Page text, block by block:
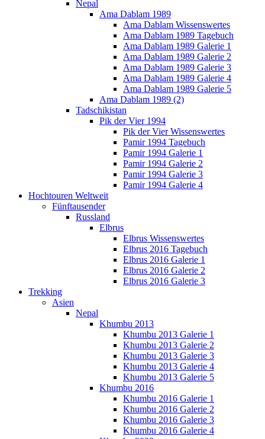
Nepal
Ama Dablam 1989
Ama Dablam Wissenswertes
Ama Dablam 1989 Tagebuch
Ama Dablam 1989 Galerie 1
Ama Dablam 1989 Galerie 2
Ama Dablam 1989 Galerie 3
Ama Dablam 1989 Galerie 4
Ama Dablam 1989 Galerie 5
Ama Dablam 1989 (2)
Tadschikistan
Pik der Vier 1994
Pik der Vier Wissenswertes
Pamir 1994 Tagebuch
Pamir 1994 Galerie 1
Pamir 1994 Galerie 2
Pamir 1994 Galerie 3
Pamir 1994 Galerie 4
Hochtouren Weltweit
Fünftausender
Russland
Elbrus
Elbrus Wissenswertes
Elbrus 2016 Tagebuch
Elbrus 2016 Galerie 1
Elbrus 2016 Galerie 2
Elbrus 2016 Galerie 3
Trekking
Asien
Nepal
Khumbu 2013
Khumbu 2013 Galerie 1
Khumbu 2013 Galerie 2
Khumbu 2013 Galerie 3
Khumbu 2013 Galerie 4
Khumbu 2013 Galerie 5
Khumbu 2016
Khumbu 2016 Galerie 1
Khumbu 2016 Galerie 2
Khumbu 2016 Galerie 3
Khumbu 2016 Galerie 4